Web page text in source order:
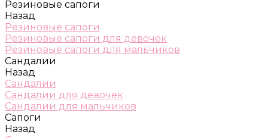
Резиновые сапоги
Назад
Резиновые сапоги
Резиновые сапоги для девочек
Резиновые сапоги для мальчиков
Сандалии
Назад
Сандалии
Сандалии для девочек
Сандалии для мальчиков
Сапоги
Назад